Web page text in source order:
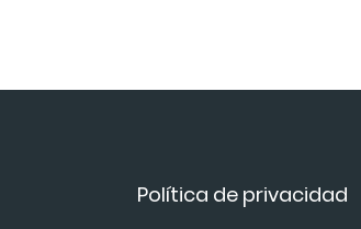
Política de privacidad